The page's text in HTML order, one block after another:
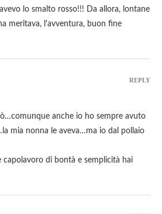
lo smalto rosso!!! Da allora, lontane
meritava, l'avventura, buon fine
anche io ho sempre avuto
mia nonna le aveva…ma io dal pollaio
capolavoro di bontà e semplicità hai
REPLY